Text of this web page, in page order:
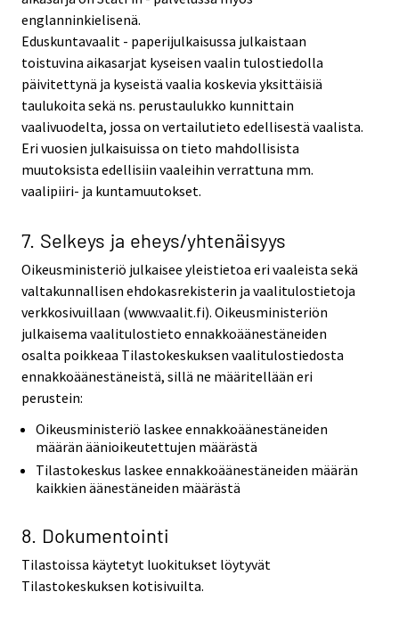
englanninkielisenä.
Eduskuntavaalit - paperijulkaisussa julkaistaan
toistuvina aikasarjat kyseisen vaalin tulostiedolla
päivitettynä ja kyseistä vaalia koskevia yksittäisiä
taulukoita sekä ns. perustaulukko kunnittain
vaalivuodelta, jossa on vertailutieto edellisestä vaalista.
Eri vuosien julkaisuissa on tieto mahdollisista
muutoksista edellisiin vaaleihin verrattuna mm.
vaalipiiri- ja kuntamuutokset.
7. Selkeys ja eheys/yhtenäisyys
Oikeusministeriö julkaisee yleistietoa eri vaaleista sekä
valtakunnallisen ehdokasrekisterin ja vaalitulostietoja
verkkosivuillaan (www.vaalit.fi). Oikeusministeriön
julkaisema vaalitulostieto ennakkoäänestäneiden
osalta poikkeaa Tilastokeskuksen vaalitulostiedosta
ennakkoäänestäneistä, sillä ne määritellään eri
perustein:
Oikeusministeriö laskee ennakkoäänestäneiden
määrän äänioikeutettujen määrästä
Tilastokeskus laskee ennakkoäänestäneiden määrän
kaikkien äänestäneiden määrästä
8. Dokumentointi
Tilastoissa käytetyt luokitukset löytyvät
Tilastokeskuksen kotisivuilta.